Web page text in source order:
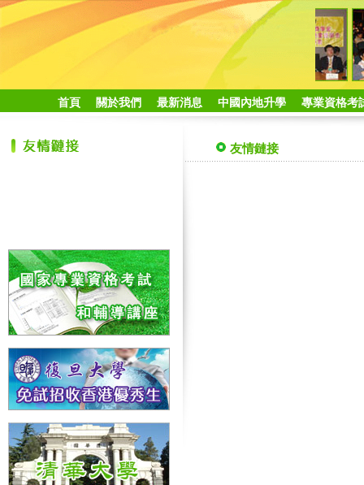
首頁 關於我們 最新消息 中國內地升學 專業資格考
友情鏈接